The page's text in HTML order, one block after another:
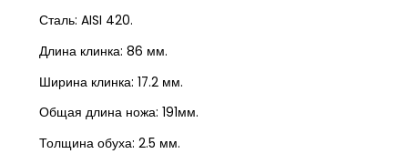
Сталь: AISI 420.
Длина клинка: 86 мм.
Ширина клинка: 17.2 мм.
Общая длина ножа: 191мм.
Толщина обуха: 2.5 мм.